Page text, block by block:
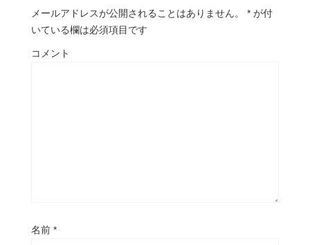
メールアドレスが公開されることはありません。 * が付
いている欄は必須項目です
コメント
名前 *